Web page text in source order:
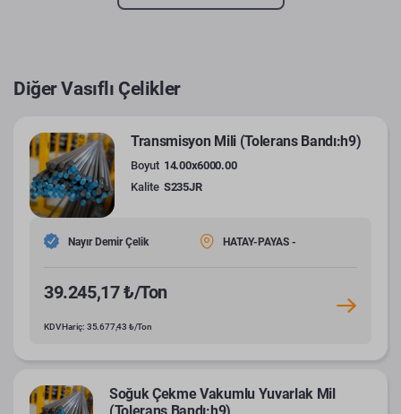
Diğer Vasıflı Çelikler
Transmisyon Mili (Tolerans Bandı:h9)
Boyut 14.00x6000.00
Kalite S235JR
Nayır Demir Çelik HATAY-PAYAS -
39.245,17 ₺/Ton
KDV Hariç: 35.677,43 ₺/Ton
Soğuk Çekme Vakumlu Yuvarlak Mil
(Tolerans Bandı:h9)